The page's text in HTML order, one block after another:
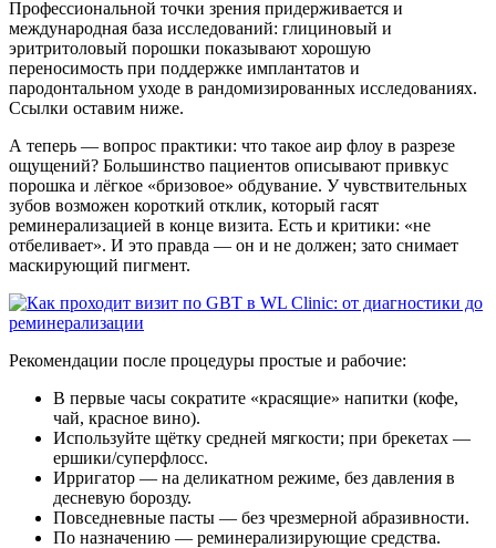
Профессиональной точки зрения придерживается и
международная база исследований: глициновый и
эритритоловый порошки показывают хорошую
переносимость при поддержке имплантатов и
пародонтальном уходе в рандомизированных исследованиях.
Ссылки оставим ниже.
А теперь — вопрос практики: что такое аир флоу в разрезе
ощущений? Большинство пациентов описывают привкус
порошка и лёгкое «бризовое» обдувание. У чувствительных
зубов возможен короткий отклик, который гасят
реминерализацией в конце визита. Есть и критики: «не
отбеливает». И это правда — он и не должен; зато снимает
маскирующий пигмент.
Рекомендации после процедуры простые и рабочие:
В первые часы сократите «красящие» напитки (кофе,
чай, красное вино).
Используйте щётку средней мягкости; при брекетах —
ершики/суперфлосс.
Ирригатор — на деликатном режиме, без давления в
десневую борозду.
Повседневные пасты — без чрезмерной абразивности.
По назначению — реминерализирующие средства.